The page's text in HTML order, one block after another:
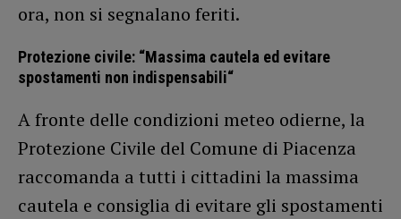
ora, non si segnalano feriti.
Protezione civile: “Massima cautela ed evitare
spostamenti non indispensabili“
A fronte delle condizioni meteo odierne, la
Protezione Civile del Comune di Piacenza
raccomanda a tutti i cittadini la massima
cautela e consiglia di evitare gli spostamenti